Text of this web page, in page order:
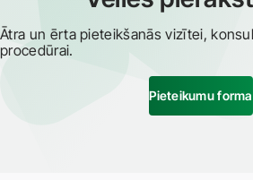
Ātra un ērta pieteikšanās vizītei,
procedūrai.
Pieteikumu forma